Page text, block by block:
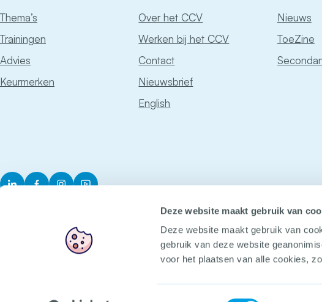
Deze website maakt gebruik van
Deze website maakt gebruik van
gebruik van deze website
voor het plaatsen van alle cookies,
Thema’s
Trainingen
Advies
Keurmerken
Over het CCV
Werken bij het CCV
Contact
Nieuwsbrief
English
Nieuws
ToeZine
LinkedInFacebookInstagramYouTube